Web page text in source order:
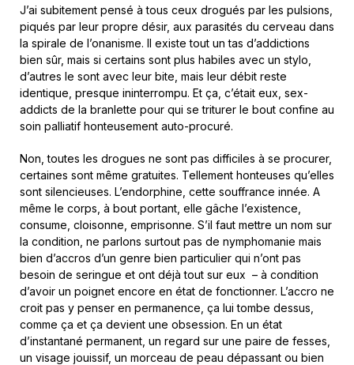
J’ai subitement pensé à tous ceux drogués par les pulsions,
piqués par leur propre désir, aux parasités du cerveau dans
la spirale de l’onanisme. Il existe tout un tas d’addictions
bien sûr, mais si certains sont plus habiles avec un stylo,
d’autres le sont avec leur bite, mais leur débit reste
identique, presque ininterrompu. Et ça, c’était eux, sex-
addicts de la branlette pour qui se triturer le bout confine au
soin palliatif honteusement auto-procuré.
Non, toutes les drogues ne sont pas difficiles à se procurer,
certaines sont même gratuites. Tellement honteuses qu’elles
sont silencieuses. L’endorphine, cette souffrance innée. A
même le corps, à bout portant, elle gâche l’existence,
consume, cloisonne, emprisonne. S’il faut mettre un nom sur
la condition, ne parlons surtout pas de nymphomanie mais
bien d’accros d’un genre bien particulier qui n’ont pas
besoin de seringue et ont déjà tout sur eux – à condition
d’avoir un poignet encore en état de fonctionner. L’accro ne
croit pas y penser en permanence, ça lui tombe dessus,
comme ça et ça devient une obsession. En un état
d’instantané permanent, un regard sur une paire de fesses,
un visage jouissif, un morceau de peau dépassant ou bien